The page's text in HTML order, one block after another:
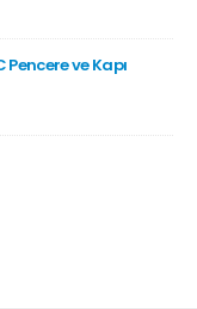
ve Kapı